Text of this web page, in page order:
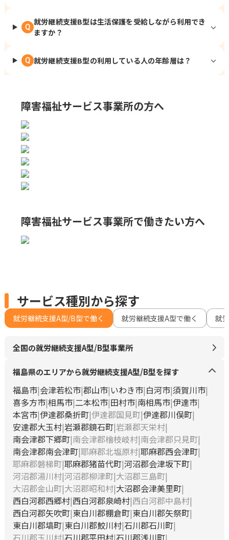
Q
就労継続支援B型は生活保護を受給しながら利用でき
ますか？
Q 就労継続支援B型の利用している人の年齢層は？
障害福祉サービス事業所の方へ
障害福祉サービス事業所で働きたい方へ
サービス種別から探す
就労継続支援A型/B型で働く 就労継続支援A型で働く 就
全国の就労継続支援A型/B型事業所
福島県のエリアから就労継続支援A型/B型を探す
福島市 会津若松市 郡山市 いわき市 白河市 須賀川市
喜多方市 相馬市 二本松市 田村市 南相馬市 伊達市
本宮市 伊達郡桑折町 伊達郡国見町 伊達郡川俣町
安達郡大玉村 岩瀬郡鏡石町 岩瀬郡天栄村
南会津郡下郷町 南会津郡檜枝岐村 南会津郡只見町
南会津郡南会津町 耶麻郡北塩原村 耶麻郡西会津町
耶麻郡磐梯町 耶麻郡猪苗代町 河沼郡会津坂下町
河沼郡湯川村 河沼郡柳津町 大沼郡三島町
大沼郡金山町 大沼郡昭和村 大沼郡会津美里町
西白河郡西郷村 西白河郡泉崎村 西白河郡中島村
西白河郡矢吹町 東白川郡棚倉町 東白川郡矢祭町
東白川郡塙町 東白川郡鮫川村 石川郡石川町
石川郡玉川村 石川郡平田村 石川郡浅川町